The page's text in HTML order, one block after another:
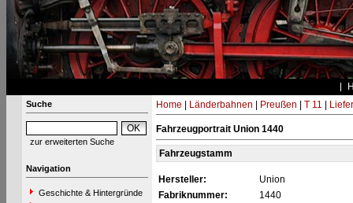
Suche
zur erweiterten Suche
Navigation
Geschichte & Hintergründe
Home Länderbahnen Preußen T 11
Fahrzeugportrait Union 1440
Fahrzeugstamm
Hersteller:
Union
Fabriknummer:
1440